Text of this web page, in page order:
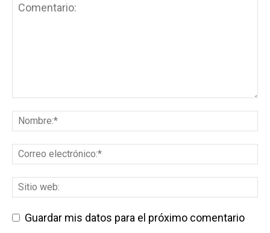
Guardar mis datos para el próximo comentario